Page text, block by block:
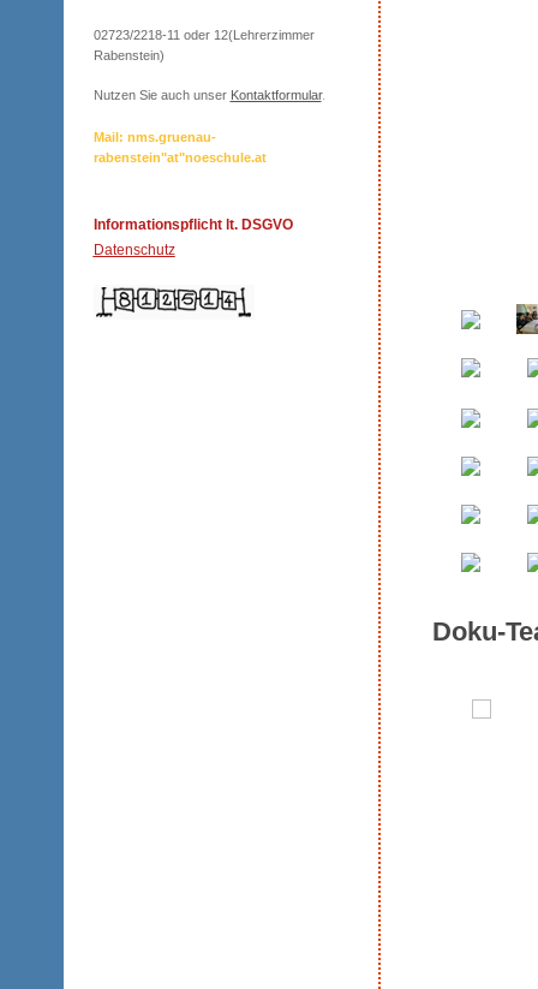
Doku-
02723/2218-11 oder 12(Lehrerzimmer
Rabenstein)
Nutzen Sie auch unser Kontaktformular.
Mail: nms.gruenau-
rabenstein"at"noeschule.at
Informationspflicht lt. DSGVO
Datenschutz